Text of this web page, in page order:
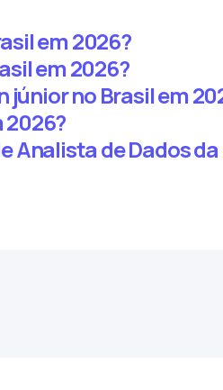
em 2026?
em 2026?
no Brasil em
2026?
Analista de Dados